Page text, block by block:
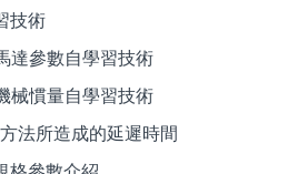
技術
達參數自學習技術
械慣量自學習技術
法所造成的延遲時間